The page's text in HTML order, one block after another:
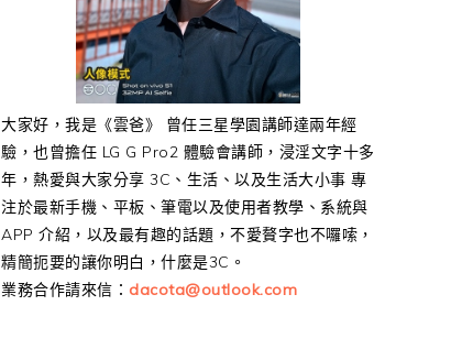
大家好，我是《雲爸》 曾任三星學園講師達兩年經
驗，也曾擔任 LG G Pro2 體驗會講師，浸淫文字十多
年，熱愛與大家分享 3C、生活、以及生活大小事 專
注於最新手機、平板、筆電以及使用者教學、系統與
APP 介紹，以及最有趣的話題，不愛贅字也不囉嗦，
精簡扼要的讓你明白，什麼是3C。
業務合作請來信： dacota@outlook.com